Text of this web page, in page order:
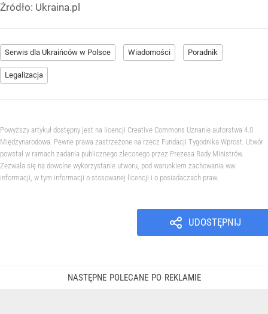
Źródło: Ukraina.pl
Serwis dla Ukraińców w Polsce Wiadomości Poradnik
Legalizacja
Powyższy artykuł dostępny jest na licencji Creative Commons Uznanie autorstwa 4.0
Międzynarodowa. Pewne prawa zastrzeżone na rzecz Fundacji Tygodnika Wprost. Utwór
powstał w ramach zadania publicznego zleconego przez Prezesa Rady Ministrów.
Zezwala się na dowolne wykorzystanie utworu, pod warunkiem zachowania ww.
informacji, w tym informacji o stosowanej licencji i o posiadaczach praw.
UDOSTĘPNIJ